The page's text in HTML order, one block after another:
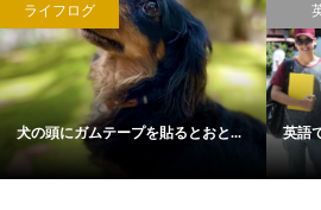
ライフログ
犬の頭にガムテープを貼るとおと... 英語